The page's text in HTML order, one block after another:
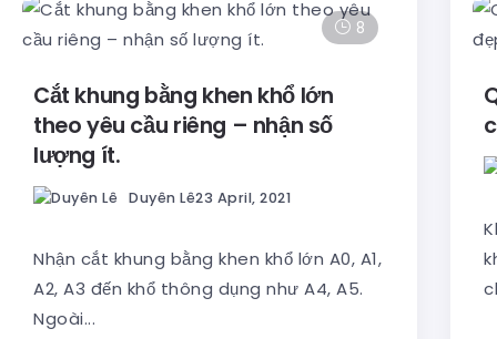
8
Cắt khung bằng khen khổ lớn
theo yêu cầu riêng – nhận số
lượng ít.
Duyên Lê23 April, 2021
Nhận cắt khung bằng khen khổ lớn A0, A1,
A2, A3 đến khổ thông dụng như A4, A5.
Ngoài...